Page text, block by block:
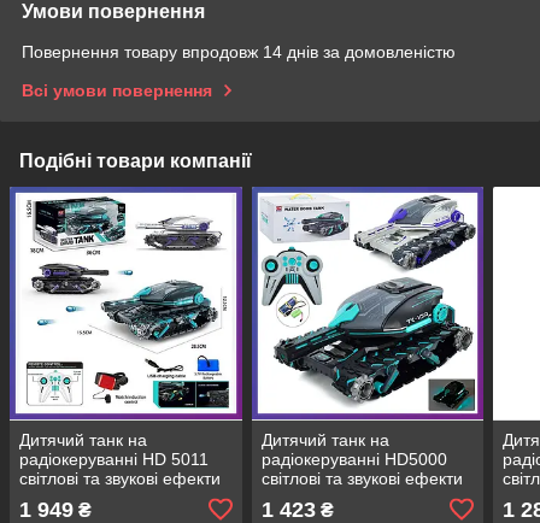
Умови повернення
Повернення товару впродовж 14 днів за домовленістю
Всі умови повернення
Подібні товари компанії
Дитячий танк на
радіокеруванні HD 5011
світлові та звукові ефекти
1 949 ₴
Дитячий танк на
радіокеруванні HD5000
світлові та звукові ефекти
1 423₴ 1